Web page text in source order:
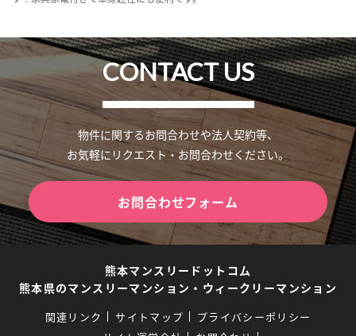
CONTACT US
物件に関するお問合わせや法人契約等、
お気軽にリクエスト・お問合わせください。
お問合わせフォーム
熊本マンスリードットコム
熊本県のマンスリーマンション・ウィークリーマンション
関連リンク サイトマップ
プライバシーポリシー